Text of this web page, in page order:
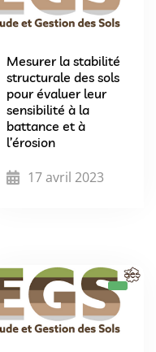
Mesurer la stabilité
structurale des sols
pour évaluer leur
sensibilité à la
battance et à
l’érosion
17 avril 2023